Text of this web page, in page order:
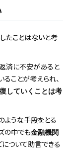
たことはないと考
済に不安があると
ことが考えられ、
していくことは考
ような手段をとる
の中でも金融機関
について助言できる